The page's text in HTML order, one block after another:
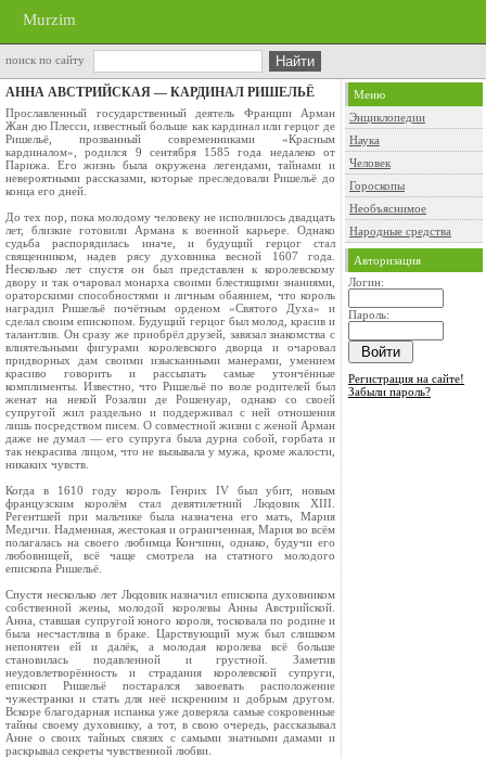
Murzim
поиск по сайту
АННА АВСТРИЙСКАЯ — КАРДИНАЛ РИШЕЛЬЁ
Прославленный государственный деятель Франции Арман
Жан дю Плесси, известный больше как кардинал или герцог де
Ришельё, прозванный современниками «Красным
кардиналом», родился 9 сентября 1585 года недалеко от
Парижа. Его жизнь была окружена легендами, тайнами и
невероятными рассказами, которые преследовали Ришельё до
конца его дней.
До тех пор, пока молодому человеку не исполнилось двадцать
лет, близкие готовили Армана к военной карьере. Однако
судьба распорядилась иначе, и будущий герцог стал
священником, надев рясу духовника весной 1607 года.
Несколько лет спустя он был представлен к королевскому
двору и так очаровал монарха своими блестящими знаниями,
ораторскими способностями и личным обаянием, что король
наградил Ришельё почётным орденом «Святого Духа» и
сделал своим епископом. Будущий герцог был молод, красив и
талантлив. Он сразу же приобрёл друзей, завязал знакомства с
влиятельными фигурами королевского дворца и очаровал
придворных дам своими изысканными манерами, умением
красиво говорить и рассыпать самые утончённые
комплименты. Известно, что Ришельё по воле родителей был
женат на некой Розалии де Рошенуар, однако со своей
супругой жил раздельно и поддерживал с ней отношения
лишь посредством писем. О совместной жизни с женой Арман
даже не думал — его супруга была дурна собой, горбата и
так некрасива лицом, что не вызывала у мужа, кроме жалости,
никаких чувств.
Когда в 1610 году король Генрих IV был убит, новым
французским королём стал девятилетний Людовик XIII.
Регентшей при мальчике была назначена его мать, Мария
Медичи. Надменная, жестокая и ограниченная, Мария во всём
полагалась на своего любимца Кончини, однако, будучи его
любовницей, всё чаще смотрела на статного молодого
епископа Ришельё.
Спустя несколько лет Людовик назначил епископа духовником
собственной жены, молодой королевы Анны Австрийской.
Анна, ставшая супругой юного короля, тосковала по родине и
была несчастлива в браке. Царствующий муж был слишком
непонятен ей и далёк, а молодая королева всё больше
становилась подавленной и грустной. Заметив
неудовлетворённость и страдания королевской супруги,
епископ Ришельё постарался завоевать расположение
чужестранки и стать для неё искренним и добрым другом.
Вскоре благодарная испанка уже доверяла самые сокровенные
тайны своему духовнику, а тот, в свою очередь, рассказывал
Анне о своих тайных связях с самыми знатными дамами и
раскрывал секреты чувственной любви.
Меню
Энциклопедии
Наука
Человек
Гороскопы
Необъяснимое
Народные средства
Авторизация
Логин:
Пароль:
Регистрация на сайте!
Забыли пароль?